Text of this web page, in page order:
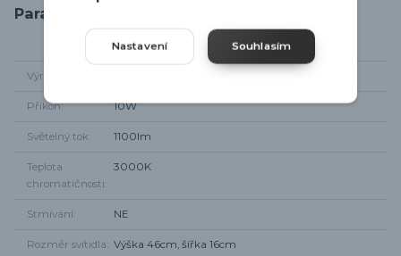
Parametry
Výrobce
Příkon 10W
Světelný tok 1100lm
Teplota
chromatičnosti
3000K
Stmívání NE
Rozměr svítidla Výška 46cm, šířka 16cm
Nastavení Souhlasím